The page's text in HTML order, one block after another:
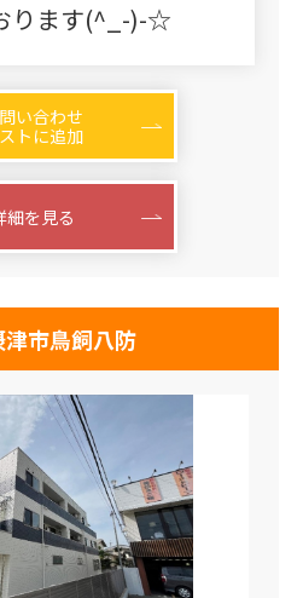
ります(^_-)-☆
い合わせ
トに追加
細を見る
津市鳥飼八防